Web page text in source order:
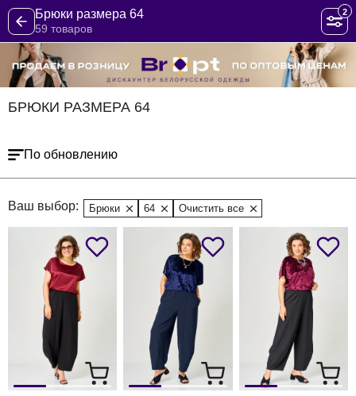
Брюки размера 64
59 товаров
2
БРЮКИ РАЗМЕРА 64
По обновлению
Ваш выбор: Брюки 64 Очистить все